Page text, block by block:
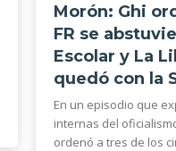
Morón: Ghi
FR se
Escolar y La
quedó con la
En un episodio que
internas del
ordenó a tres de los